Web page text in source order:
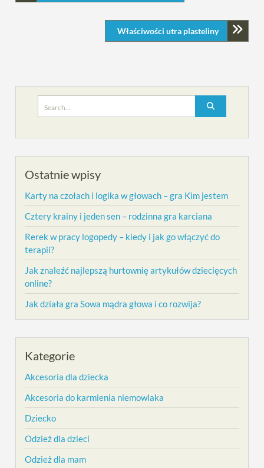
Właściwości utra plasteliny
for:
Ostatnie wpisy
Karty na czołach i logika w głowach – gra Kim jestem
Cztery krainy i jeden sen – rodzinna gra karciana
Rerek w pracy logopedy – kiedy i jak go włączyć do
terapii?
Jak znaleźć najlepszą hurtownię artykułów dziecięcych
online?
Jak działa gra Sowa mądra głowa i co rozwija?
Kategorie
Akcesoria dla dziecka
Akcesoria do karmienia niemowlaka
Dziecko
Odzież dla dzieci
Odzież dla mam